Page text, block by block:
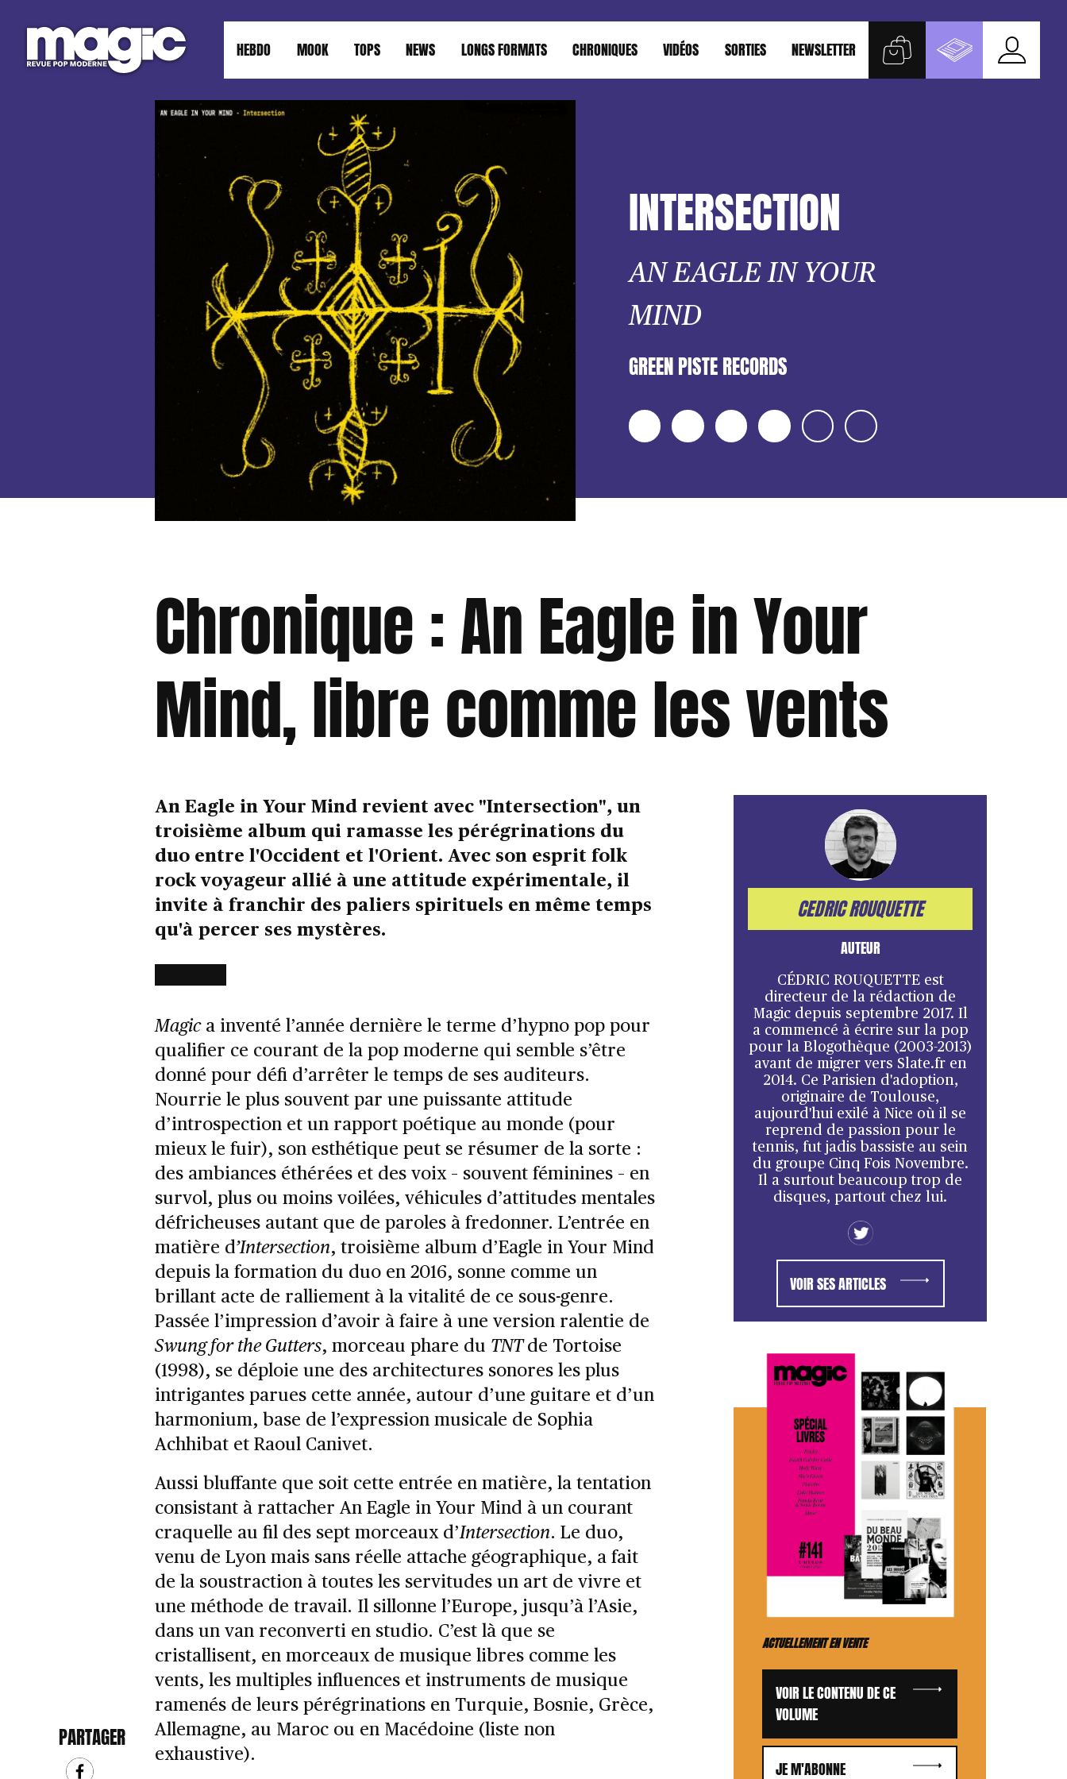
HEBDO MOOK TOPS NEWS LONGS FORMATS CHRONIQUES VIDÉOS SORTIES NEWSLETTER
INTERSECTION
AN EAGLE IN YOUR
MIND
GREEN PISTE RECORDS
Chronique : An Eagle in Your
Mind, libre comme les vents
PARTAGER
An Eagle in Your Mind revient avec "Intersection", un
troisième album qui ramasse les pérégrinations du
duo entre l'Occident et l'Orient. Avec son esprit folk
rock voyageur allié à une attitude expérimentale, il
invite à franchir des paliers spirituels en même temps
qu'à percer ses mystères.
Magica inventé l’année dernière le terme d’hypno pop pour
qualifier ce courant de la pop moderne qui semble s’être
donné pour défi d’arrêter le temps de ses auditeurs.
Nourrie le plus souvent par une puissante attitude
d’introspection et un rapport poétique au monde (pour
mieux le fuir), son esthétique peut se résumer de la sorte :
des ambiances éthérées et des voix – souvent féminines – en
survol, plus ou moins voilées, véhicules d’attitudes mentales
défricheuses autant que de paroles à fredonner. L’entrée en
matière d’Intersection, troisième album d’Eagle in Your Mind
depuis la formation du duo en 2016, sonne comme un
brillant acte de ralliement à la vitalité de ce sous-genre.
Passée l’impression d’avoir à faire à une version ralentie de
Swung for the Gutters, morceau phare du TNTde Tortoise
(1998), se déploie une des architectures sonores les plus
intrigantes parues cette année, autour d’une guitare et d’un
harmonium, base de l’expression musicale de Sophia
Achhibat et Raoul Canivet.
Aussi bluffante que soit cette entrée en matière, la tentation
consistant à rattacher An Eagle in Your Mind à un courant
craquelle au fil des sept morceaux d’Intersection. Le duo,
venu de Lyon mais sans réelle attache géographique, a fait
de la soustraction à toutes les servitudes un art de vivre et
une méthode de travail. Il sillonne l’Europe, jusqu’à l’Asie,
dans un van reconverti en studio. C’est là que se
cristallisent, en morceaux de musique libres comme les
vents, les multiples influences et instruments de musique
ramenés de leurs pérégrinations en Turquie, Bosnie, Grèce,
Allemagne, au Maroc ou en Macédoine (liste non
exhaustive).
CEDRIC ROUQUETTE
AUTEUR
CÉDRIC ROUQUETTE est
directeur de la rédaction de
Magic depuis septembre 2017. Il
a commencé à écrire sur la pop
pour la Blogothèque (2003-2013)
avant de migrer vers Slate.fr en
2014. Ce Parisien d'adoption,
originaire de Toulouse,
aujourd'hui exilé à Nice où il se
reprend de passion pour le
tennis, fut jadis bassiste au sein
du groupe Cinq Fois Novembre.
Il a surtout beaucoup trop de
disques, partout chez lui.
VOIR SES ARTICLES
ACTUELLEMENT EN VENTE
VOIR LE CONTENU DE CE
VOLUME
JE M'ABONNE